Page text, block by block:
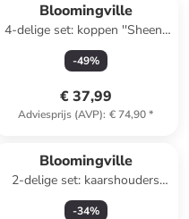
Bloomingville
4-delige set: koppen ''Sheen''
lichtbruin/turquoise - 400 ml
-49%
€ 37,99
Adviesprijs (AVP): € 74,90*
Bloomingville
2-delige set: kaarshouders
''Missy'' lichtblauw/beige
-34%